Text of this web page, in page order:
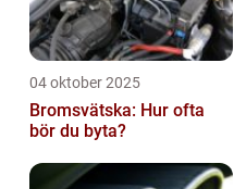
04 oktober 2025
Bromsvätska: Hur ofta
bör du byta?